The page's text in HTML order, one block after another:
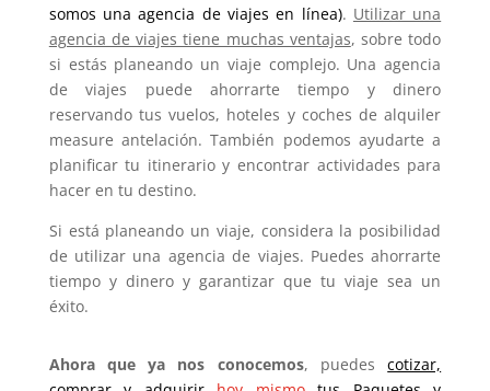
somos una agencia de viajes en línea). Utilizar una
agencia de viajes tiene muchas ventajas, sobre todo
si estás planeando un viaje complejo. Una agencia
de viajes puede ahorrarte tiempo y dinero
reservando tus vuelos, hoteles y coches de alquiler
measure antelación. También podemos ayudarte a
planificar tu itinerario y encontrar actividades para
hacer en tu destino.
Si está planeando un viaje, considera la posibilidad
de utilizar una agencia de viajes. Puedes ahorrarte
tiempo y dinero y garantizar que tu viaje sea un
éxito.
Ahora que ya nos conocemos, puedescotizar,